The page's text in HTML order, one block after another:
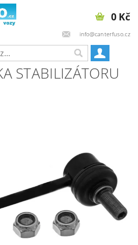
info@canterfuso.cz
0 Kč
STABILIZÁTORU